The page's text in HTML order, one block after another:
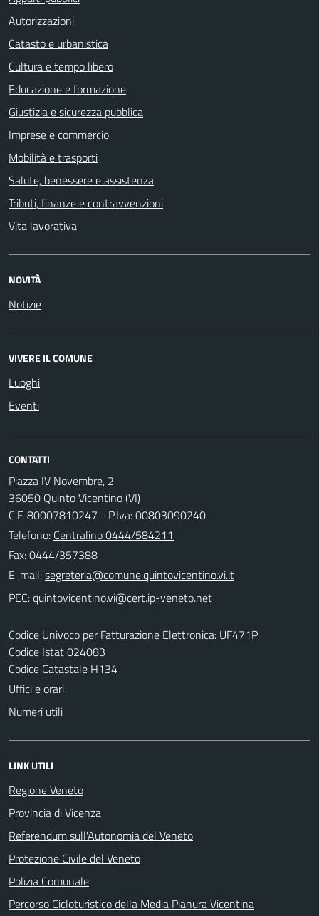
Autorizzazioni
Catasto e urbanistica
Cultura e tempo libero
Educazione e formazione
Giustizia e sicurezza pubblica
Imprese e commercio
Mobilità e trasporti
Salute, benessere e assistenza
Tributi, finanze e contravvenzioni
Vita lavorativa
NOVITÀ
Notizie
VIVERE IL COMUNE
Luoghi
Eventi
CONTATTI
Piazza IV Novembre, 2
36050 Quinto Vicentino (VI)
C.F. 80007810247 - P.Iva: 00803090240
Telefono: Centralino 0444/584211
Fax: 0444/357388
E-mail:
PEC:
Codice Univoco per Fatturazione Elettronica: UF471P
Codice Istat 024083
Codice Catastale H134
Uffici e orari
Numeri utili
LINK UTILI
Regione Veneto
Provincia di Vicenza
Referendum sull'Autonomia del Veneto
Protezione Civile del Veneto
Polizia Comunale
Percorso Cicloturistico della Media Pianura Vicentina